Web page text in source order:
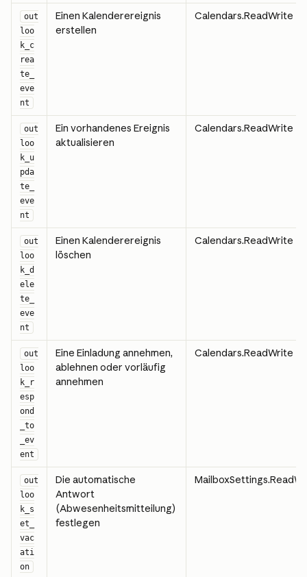
out
loo
k_c
rea
te_
eve
nt
Einen Kalenderereignis
erstellen
Calendars.ReadWrite
out
loo
k_u
pda
te_
eve
nt
Ein vorhandenes Ereignis
aktualisieren
Calendars.ReadWrite
out
loo
k_d
ele
te_
eve
nt
Einen Kalenderereignis
löschen
Calendars.ReadWrite
out
loo
k_r
esp
ond
_to
_ev
ent
Eine Einladung annehmen,
ablehnen oder vorläufig
annehmen
Calendars.ReadWrite
out
loo
k_s
et_
vac
ati
on
Die automatische
Antwort
(Abwesenheitsmitteilung)
festlegen